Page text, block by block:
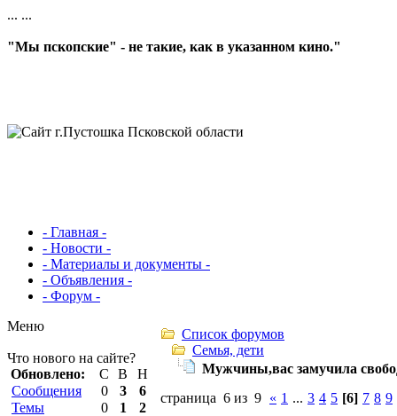
... ...
"Мы пскопские" - не такие, как в указанном кино."
- Главная -
- Новости -
- Материалы и документы -
- Объявления -
- Форум -
Меню
Что нового на сайте?
Обновлено:
С В
Н
Сообщения
0 3
6
Темы
0 1
2
Список форумов
Семья, дети
Мужчины,вас замучила
страница 6 из 9 « 1 ... 3 4 5 [6] 7 8 9